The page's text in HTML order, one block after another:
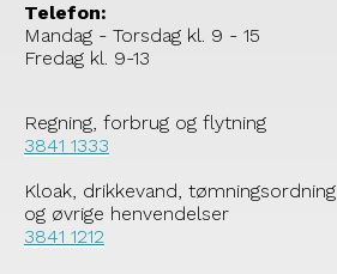
Telefon:
Mandag - Torsdag kl. 9 - 15
Fredag kl. 9-13
Regning, forbrug og flytning
3841 1333
Kloak, drikkevand, tømningsordning
og øvrige henvendelser
3841 1212